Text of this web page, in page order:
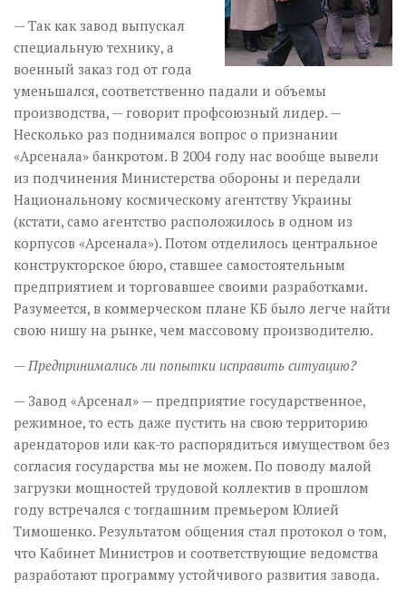
— Так как завод выпускал
специальную технику, а
военный заказ год от года
уменьшался, соответственно падали и объемы
производства, — говорит проф­союзный лидер. —
Несколько раз поднимался вопрос о признании
«Арсенала» банкротом. В 2004 году нас вообще вывели
из подчинения Министерства обороны и передали
Национальному космическому агентству Украины
(кстати, само агентство расположилось в одном из
корпусов «Арсенала»). Потом отделилось центральное
конструкторское бюро, ставшее самостоятельным
предприятием и торговавшее своими разработками.
Разумеется, в коммерческом плане КБ было легче найти
свою нишу на рынке, чем массовому производителю.
— Предпринимались ли попытки исправить ситуацию?
— Завод «Арсенал» — предприятие государственное,
режимное, то есть даже пустить на свою территорию
арендаторов или как-то распорядиться имуществом без
согласия государства мы не можем. По поводу малой
загрузки мощностей трудовой коллектив в прошлом
году встречался с тогдашним премьером Юлией
Тимошенко. Результатом общения стал протокол о том,
что Кабинет Министров и соответствующие ведомства
разработают программу устойчивого развития завода.